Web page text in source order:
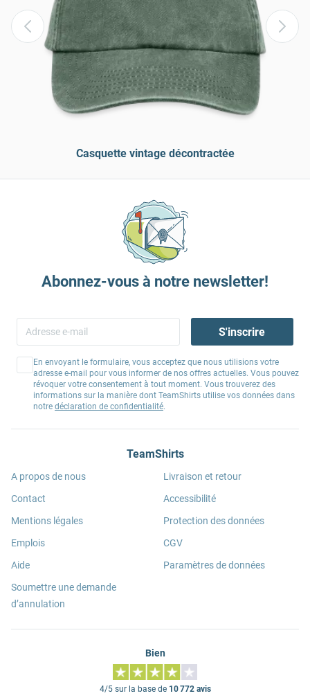
Casquette vintage décontractée
Abonnez-vous à notre newsletter!
S'inscrire
En envoyant le formulaire, vous acceptez que nous utilisions votre
adresse e-mail pour vous informer de nos offres actuelles. Vous pouvez
révoquer votre consentement à tout moment. Vous trouverez des
informations sur la manière dont TeamShirts utilise vos données dans
notre déclaration de confidentialité.
TeamShirts
A propos de nous
Contact
Mentions légales
Emplois
Aide
Soumettre une demande
d’annulation
Livraison et retour
Accessibilité
Protection des données
CGV
Paramètres de données
Bien
4/5 sur la base de 10 772 avis